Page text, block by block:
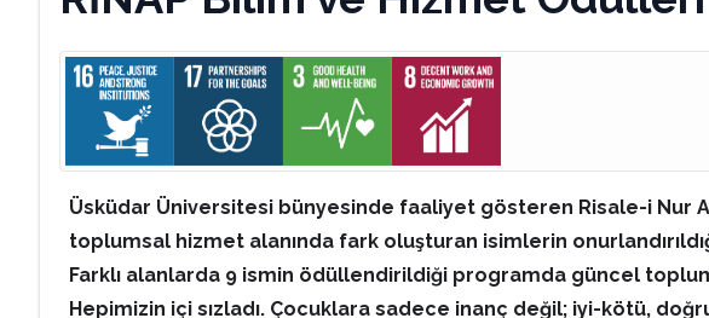
Üsküdar Üniversitesi bünyesinde faaliyet gösteren Risale-i Nur
toplumsal hizmet alanında fark oluşturan isimlerin
Farklı alanlarda 9 ismin ödüllendirildiği programda güncel
Hepimizin içi sızladı. Çocuklara sadece inanç değil; iyi-kötü,